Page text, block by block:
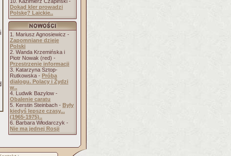
Dokąd kler prowadzi
Polskę? Laickie..
1. Mariusz Agnosiewicz -
Zapomniane dzieje
Polski
2. Wanda Krzemińska i
Piotr Nowak (red) -
Przestrzenie informacji
3. Katarzyna Sztop-
Rutkowska - Próba
dialogu. Polacy i Żydzi
w..
4. Ludwik Bazylow -
Obalenie caratu
5. Kerstin Steinbach - Były
kiedyś lepsze czasy...
(1965-1975)..
6. Barbara Włodarczyk -
Nie ma jednej Rosji